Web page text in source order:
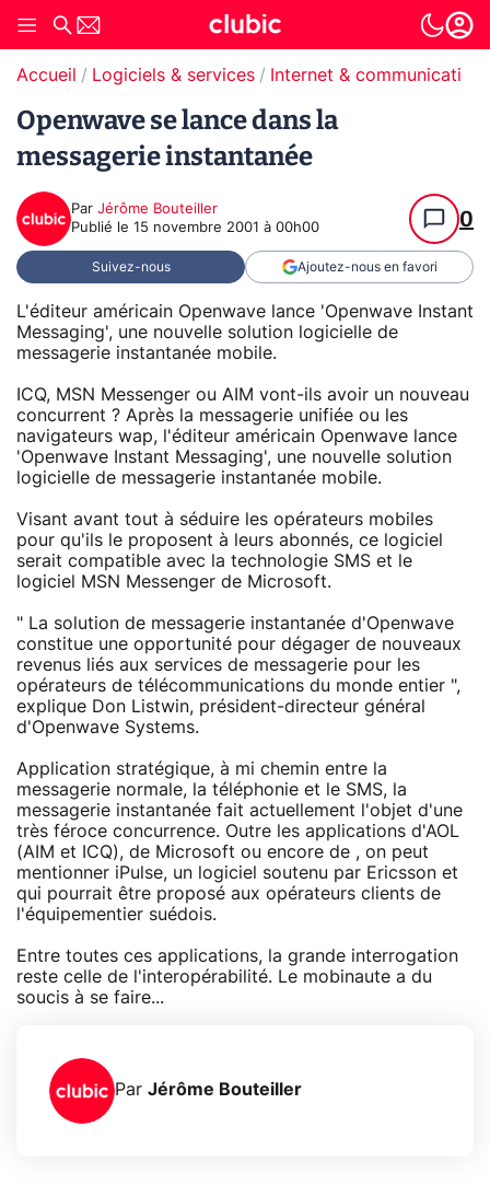
Accueil Logiciels & services Internet & communication
Openwave se lance dans la
messagerie instantanée
Par Jérôme Bouteiller
Publié le 15 novembre 2001 à 00h00 0
Suivez-nous Ajoutez-nous en favori
L'éditeur américain Openwave lance 'Openwave Instant
Messaging', une nouvelle solution logicielle de
messagerie instantanée mobile.
ICQ, MSN Messenger ou AIM vont-ils avoir un nouveau
concurrent ? Après la messagerie unifiée ou les
navigateurs wap, l'éditeur américain Openwave lance
'Openwave Instant Messaging', une nouvelle solution
logicielle de messagerie instantanée mobile.
Visant avant tout à séduire les opérateurs mobiles
pour qu'ils le proposent à leurs abonnés, ce logiciel
serait compatible avec la technologie SMS et le
logiciel MSN Messenger de Microsoft.
" La solution de messagerie instantanée d'Openwave
constitue une opportunité pour dégager de nouveaux
revenus liés aux services de messagerie pour les
opérateurs de télécommunications du monde entier ",
explique Don Listwin, président-directeur général
d'Openwave Systems.
Application stratégique, à mi chemin entre la
messagerie normale, la téléphonie et le SMS, la
messagerie instantanée fait actuellement l'objet d'une
très féroce concurrence. Outre les applications d'AOL
(AIM et ICQ), de Microsoft ou encore de , on peut
mentionner iPulse, un logiciel soutenu par Ericsson et
qui pourrait être proposé aux opérateurs clients de
l'équipementier suédois.
Entre toutes ces applications, la grande interrogation
reste celle de l'interopérabilité. Le mobinaute a du
soucis à se faire...
Par Jérôme Bouteiller